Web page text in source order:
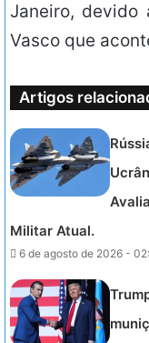
Janeiro, devido
Vasco que
Artigos
Militar Atual.
6 de agosto de 2026 -